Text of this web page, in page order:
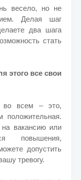
весело, но не
Делая шаг
два шага
стать
этого все свои
во всем – это,
положительная.
вакансию или
повышения,
допустить
тревогу.